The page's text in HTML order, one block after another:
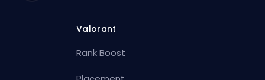
Valorant
Rank Boost